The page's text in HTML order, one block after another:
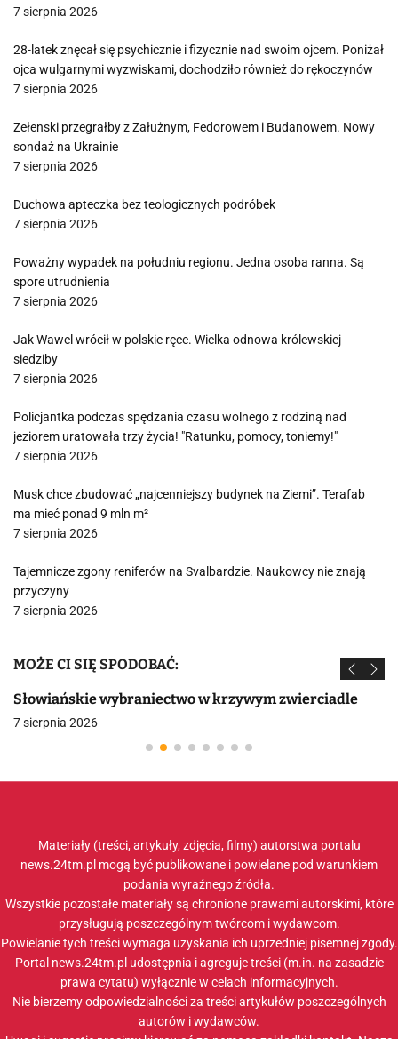
7 sierpnia 2026
28-latek znęcał się psychicznie i fizycznie nad swoim ojcem. Poniżał
ojca wulgarnymi wyzwiskami, dochodziło również do rękoczynów
7 sierpnia 2026
Zełenski przegrałby z Załużnym, Fedorowem i Budanowem. Nowy
sondaż na Ukrainie
7 sierpnia 2026
Duchowa apteczka bez teologicznych podróbek
7 sierpnia 2026
Poważny wypadek na południu regionu. Jedna osoba ranna. Są
spore utrudnienia
7 sierpnia 2026
Jak Wawel wrócił w polskie ręce. Wielka odnowa królewskiej
siedziby
7 sierpnia 2026
Policjantka podczas spędzania czasu wolnego z rodziną nad
jeziorem uratowała trzy życia! "Ratunku, pomocy, toniemy!"
7 sierpnia 2026
Musk chce zbudować „najcenniejszy budynek na Ziemi”. Terafab
ma mieć ponad 9 mln m²
7 sierpnia 2026
Tajemnicze zgony reniferów na Svalbardzie. Naukowcy nie znają
przyczyny
7 sierpnia 2026
MOŻE CI SIĘ SPODOBAĆ:
Słowiańskie wybraniectwo w krzywym zwierciadle
7 sierpnia 2026
Materiały (treści, artykuły, zdjęcia, filmy) autorstwa portalu
news.24tm.pl mogą być publikowane i powielane pod warunkiem
podania wyraźnego źródła.
Wszystkie pozostałe materiały są chronione prawami autorskimi, które
przysługują poszczególnym twórcom i wydawcom.
Powielanie tych treści wymaga uzyskania ich uprzedniej pisemnej zgody.
Portal news.24tm.pl udostępnia i agreguje treści (m.in. na zasadzie
prawa cytatu) wyłącznie w celach informacyjnych.
Nie bierzemy odpowiedzialności za treści artykułów poszczególnych
autorów i wydawców.